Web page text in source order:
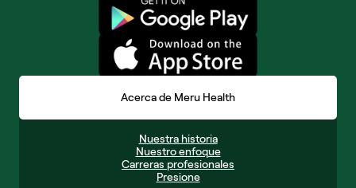
Acerca de Meru Health
Nuestra historia
Nuestro enfoque
Carreras profesionales
Presione